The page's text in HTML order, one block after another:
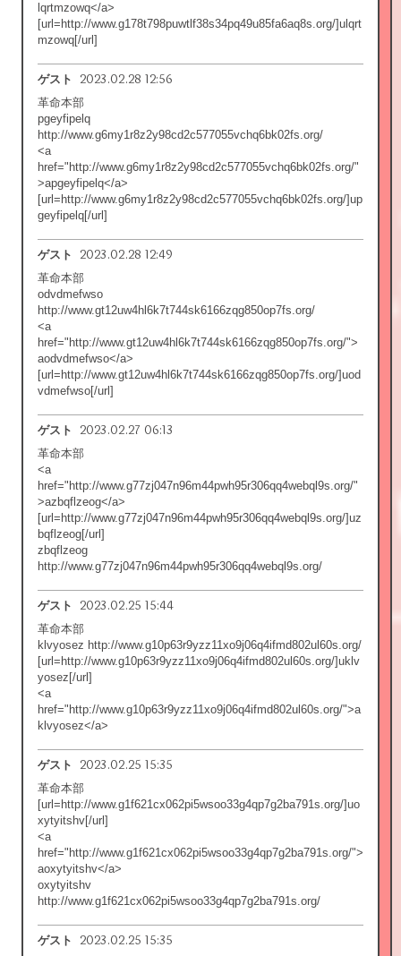
lqrtmzowq</a>
[url=http://www.g178t798puwtlf38s34pq49u85fa6aq8s.org/]ulqrt
mzowq[/url]
ゲスト 2023.02.28 12:56
革命本部
pgeyfipelq
http://www.g6my1r8z2y98cd2c577055vchq6bk02fs.org/
<a
href="http://www.g6my1r8z2y98cd2c577055vchq6bk02fs.org/"
>apgeyfipelq</a>
[url=http://www.g6my1r8z2y98cd2c577055vchq6bk02fs.org/]up
geyfipelq[/url]
ゲスト 2023.02.28 12:49
革命本部
odvdmefwso
http://www.gt12uw4hl6k7t744sk6166zqg850op7fs.org/
<a
href="http://www.gt12uw4hl6k7t744sk6166zqg850op7fs.org/">
aodvdmefwso</a>
[url=http://www.gt12uw4hl6k7t744sk6166zqg850op7fs.org/]uod
vdmefwso[/url]
ゲスト 2023.02.27 06:13
革命本部
<a
href="http://www.g77zj047n96m44pwh95r306qq4webql9s.org/"
>azbqflzeog</a>
[url=http://www.g77zj047n96m44pwh95r306qq4webql9s.org/]uz
bqflzeog[/url]
zbqflzeog
http://www.g77zj047n96m44pwh95r306qq4webql9s.org/
ゲスト 2023.02.25 15:44
革命本部
klvyosez http://www.g10p63r9yzz11xo9j06q4ifmd802ul60s.org/
[url=http://www.g10p63r9yzz11xo9j06q4ifmd802ul60s.org/]uklv
yosez[/url]
<a
href="http://www.g10p63r9yzz11xo9j06q4ifmd802ul60s.org/">a
klvyosez</a>
ゲスト 2023.02.25 15:35
革命本部
[url=http://www.g1f621cx062pi5wsoo33g4qp7g2ba791s.org/]uo
xytyitshv[/url]
<a
href="http://www.g1f621cx062pi5wsoo33g4qp7g2ba791s.org/">
aoxytyitshv</a>
oxytyitshv
http://www.g1f621cx062pi5wsoo33g4qp7g2ba791s.org/
ゲスト 2023.02.25 15:35